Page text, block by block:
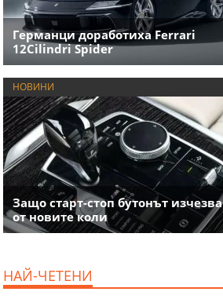
Германци доработиха Ferrari
12Cilindri Spider
НОВИНИ
Защо старт-стоп бутонът изчезва
от новите коли
НАЙ-ЧЕТЕНИ